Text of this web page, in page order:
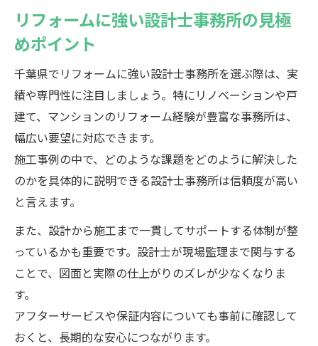
リフォームに強い設計士事務所の見極
めポイント
千葉県でリフォームに強い設計士事務所を選ぶ際は、実
績や専門性に注目しましょう。特にリノベーションや戸
建て、マンションのリフォーム経験が豊富な事務所は、
幅広い要望に対応できます。
施工事例の中で、どのような課題をどのように解決した
のかを具体的に説明できる設計士事務所は信頼度が高い
と言えます。
また、設計から施工まで一貫してサポートする体制が整
っているかも重要です。設計士が現場監理まで関与する
ことで、図面と実際の仕上がりのズレが少なくなりま
す。
アフターサービスや保証内容についても事前に確認して
おくと、長期的な安心につながります。